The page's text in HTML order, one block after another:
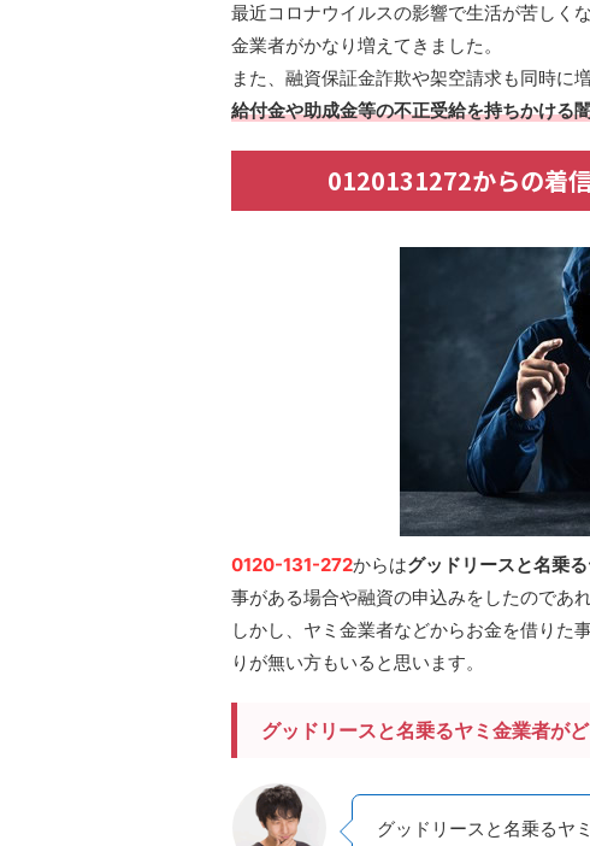
最近コロナウイルスの影響で生活が苦しく
金業者がかなり増えてきました。
また、融資保証金詐欺や架空請求も同時に
給付金や助成金等の不正受給を持ちかける
0120131272からの着
0120-131-272からはグッドリースと名乗
事がある場合や融資の申込みをしたのであ
しかし、ヤミ金業者などからお金を借りた
りが無い方もいると思います。
グッドリースと名乗るヤミ金業者が
グッドリースと名乗るヤ